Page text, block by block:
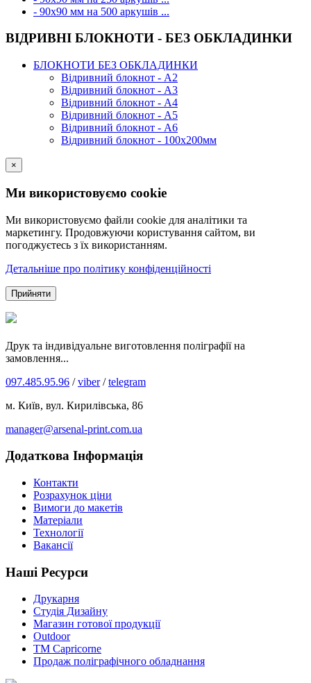
- 90х90 мм на 500 аркушів ...
ВІДРИВНІ БЛОКНОТИ - БЕЗ ОБКЛАДИНКИ
БЛОКНОТИ БЕЗ ОБКЛАДИНКИ
Відривний блокнот - А2
Відривний блокнот - А3
Відривний блокнот - А4
Відривний блокнот - А5
Відривний блокнот - А6
Відривний блокнот - 100х200мм
×
Ми використовуємо cookie
Ми використовуємо файли cookie для аналітики та
маркетингу. Продовжуючи користування сайтом, ви
погоджуєтесь з їх використанням.
Детальніше про політику конфіденційності
Прийняти
Друк та індивідуальне виготовлення поліграфії на
замовлення...
097.485.95.96 /viber/telegram
м. Київ, вул. Кирилівська, 86
manager@arsenal-print.com.ua
Додаткова Інформація
Контакти
Розрахунок ціни
Вимоги до макетів
Матеріали
Технології
Вакансії
Наші Ресурси
Друкарня
Студія Дизайну
Магазин готової продукції
Outdoor
TM Capricorne
Продаж поліграфічного обладнання